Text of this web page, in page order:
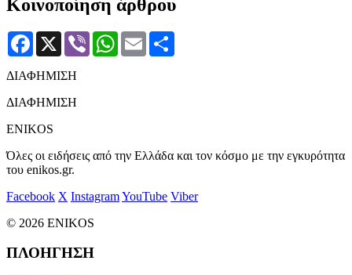
Κοινοποίηση άρθρου
Facebook
X Viber WhatsApp
Email
ΔΙΑΦΗΜΙΣΗ
ΔΙΑΦΗΜΙΣΗ
ENIKOS
Όλες οι ειδήσεις από την Ελλάδα και τον κόσμο με την εγκυρότητα
του enikos.gr.
Facebook X InstagramYouTube Viber
© 2026 ENIKOS
ΠΛΟΗΓΗΣΗ